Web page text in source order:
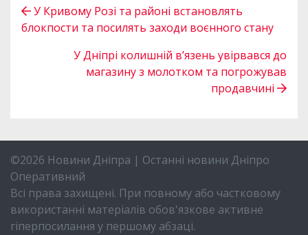
У Кривому Розі та районі встановлять
блокпости та посилять заходи воєнного стану
У Дніпрі колишній в’язень увірвався до
магазину з молотком та погрожував
продавчині
©2026 Новини Дніпра | Останні новини Дніпро
Оперативний
Всі права захищені. При повному або частковому
використанні матеріалів обов'язкове активне
гіперпосилання у першому абзаці.